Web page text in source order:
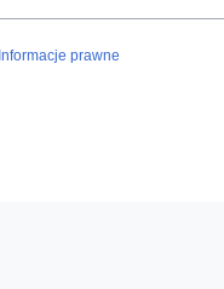
Informacje prawne